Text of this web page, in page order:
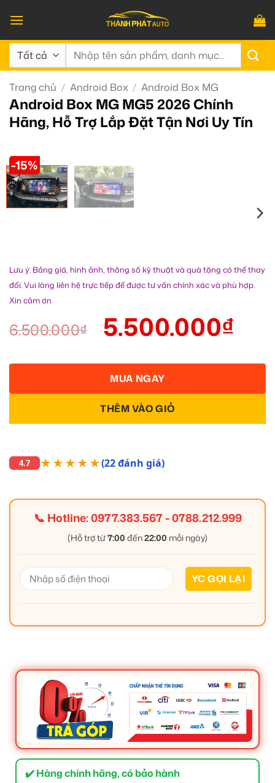
qua
nội
dung
Tìm
Trang chủ / Android Box / Android Box MG
Android Box MG MG5 2026 Chính
Hãng, Hỗ Trợ Lắp Đặt Tận Nơi Uy Tín
-15%
Lưu ý: Bảng giá, hình ảnh, thông số kỹ thuật và quà tặng có thể thay
đổi. Vui lòng liên hệ trực tiếp để được tư vấn chính xác và phù hợp.
Xin cảm ơn
6.500.000₫ 5.500.000₫
THÊM VÀO GIỎ
MUA NGAY
4.7 ★★★★★(22 đánh giá)
📞 Hotline:0977.383.567-0788.212.999
(Hỗ trợ từ7:00 đến22:00 mỗi ngày)
✔️ Hàng chính hãng, có bảo hành